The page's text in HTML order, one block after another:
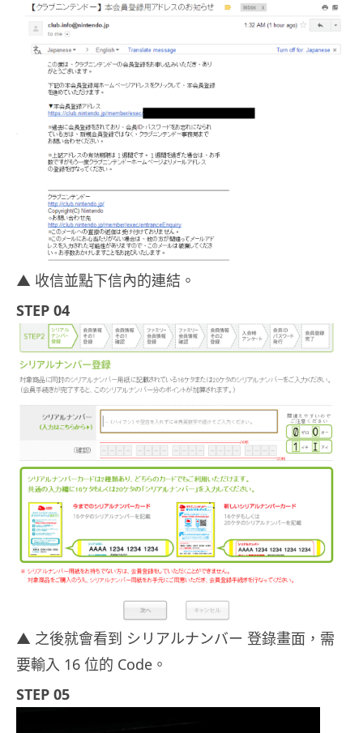
▲ 收信並點下信內的連結。
STEP 04
▲ 之後就會看到 シリアルナンバー 登錄畫面，需
要輸入 16 位的 Code。
STEP 05